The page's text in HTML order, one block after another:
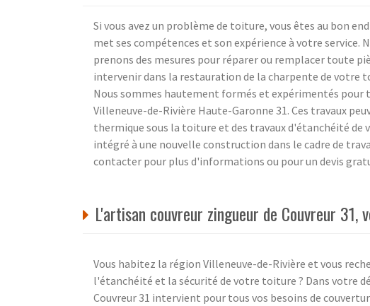
Si vous avez un problème de toiture, vous êtes au bon
met ses compétences et son expérience à votre service.
prenons des mesures pour réparer ou remplacer toute
intervenir dans la restauration de la charpente de votre
Nous sommes hautement formés et expérimentés pour
Villeneuve-de-Rivière Haute-Garonne 31. Ces travaux
thermique sous la toiture et des travaux d'étanchéité de
intégré à une nouvelle construction dans le cadre de
contacter pour plus d'informations ou pour un devis
L'artisan couvreur zingueur de Couvreur
Vous habitez la région Villeneuve-de-Rivière et vous
l'étanchéité et la sécurité de votre toiture ? Dans votre
Couvreur 31 intervient pour tous vos besoins de